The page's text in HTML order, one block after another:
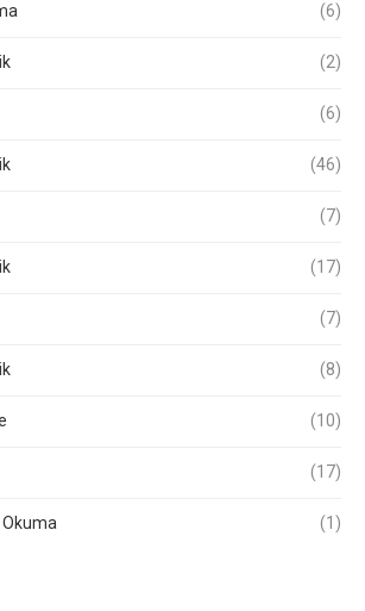
(6)
(2)
(6)
(46)
(7)
(17)
(7)
(8)
(10)
(17)
Okuma (1)